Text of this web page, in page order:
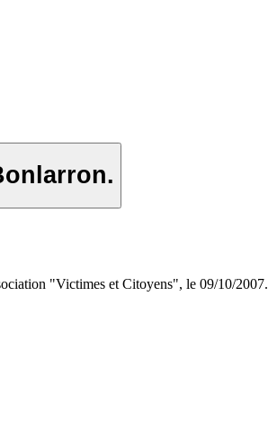
"Victimes et Citoyens", le 09/10/2007.